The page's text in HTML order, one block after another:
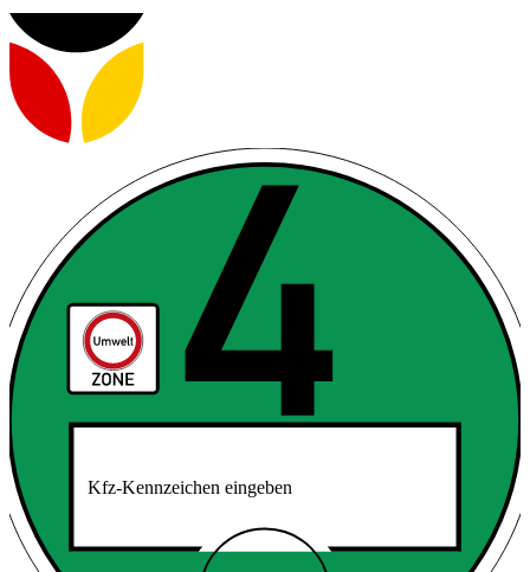
Kfz-Kennzeichen eingeben